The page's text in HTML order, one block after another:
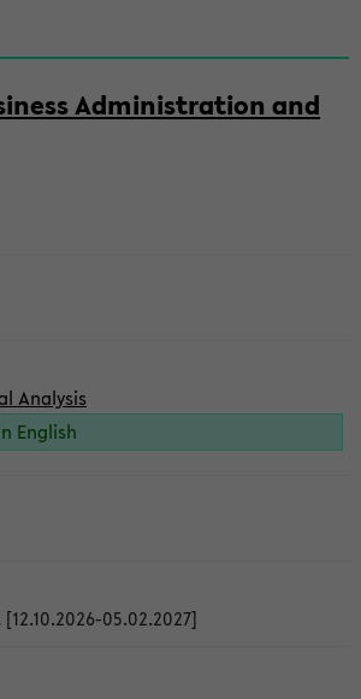
Administration and
Analysis
English
05.02.2027]